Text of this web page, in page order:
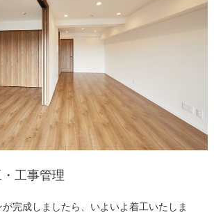
・工事管理
完成しましたら、いよいよ着工いたしま